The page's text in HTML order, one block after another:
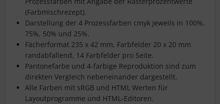
(Farbmischrezept).
Darstellung der 4 Prozessfarben cmyk jeweils in 100%,
75%, 50% und 25%.
Fächerformat 235 x 42 mm, Farbfelder 20 x 20 mm
randabfallend, 14 Farbfelder pro Seite.
Pantonefarbe und 4-farbige Reproduktion sind zum
direkten Vergleich nebeneinander dargestellt.
Alle Farben mit sRGB und HTML Werten für
Layoutprogramme und HTML-Editoren.